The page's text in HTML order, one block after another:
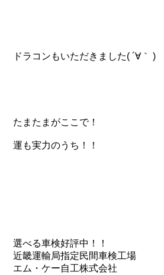
ドラコンもいただきました( ´∀｀ )
たまたまがここで！
運も実力のうち！！
選べる車検好評中！！
近畿運輸局指定民間車検工場
エム・ケー自工株式会社